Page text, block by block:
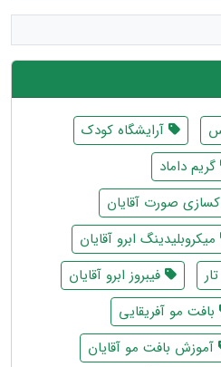
آرایشگاه کودک
گریم داماد
صورت آقایان
میکروبلیدینگ ابرو آقایان
فیبروز ابرو آقایان
بافت مو آفریقایی
آموزش بافت مو آقایان